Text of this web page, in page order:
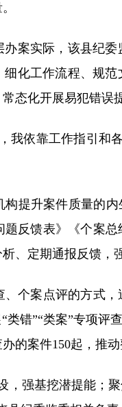
实际，该县纪委
化工作流程、规
态化开展易犯错误
依靠工作指引和各
升案件质量的内
反馈表》《个案
、定期通报反馈，
案点评的方式，
类错”“类案”专项
的案件150起，推
强基挖潜提能；聚